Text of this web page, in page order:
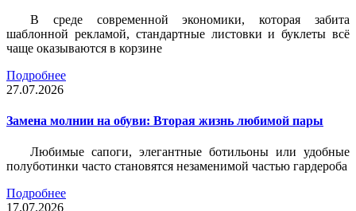
В среде современной экономики, которая забита
шаблонной рекламой, стандартные листовки и буклеты всё
чаще оказываются в корзине
Подробнее
27.07.2026
Замена молнии на обуви: Вторая жизнь любимой пары
Любимые сапоги, элегантные ботильоны или удобные
полуботинки часто становятся незаменимой частью гардероба
Подробнее
17.07.2026